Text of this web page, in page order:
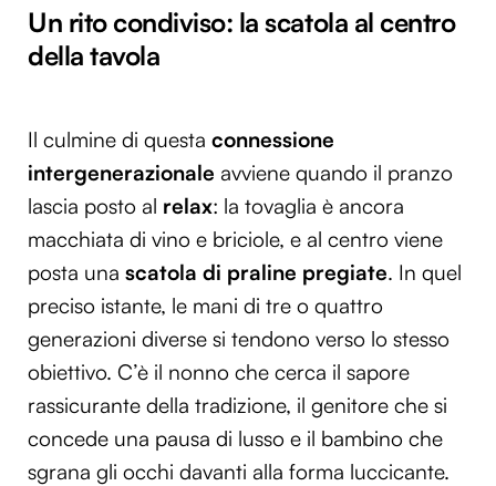
Un rito condiviso: la scatola al centro
della tavola
Il culmine di questa connessione
intergenerazionale avviene quando il pranzo
lascia posto al relax: la tovaglia è ancora
macchiata di vino e briciole, e al centro viene
posta una scatola di praline pregiate. In quel
preciso istante, le mani di tre o quattro
generazioni diverse si tendono verso lo stesso
obiettivo. C’è il nonno che cerca il sapore
rassicurante della tradizione, il genitore che si
concede una pausa di lusso e il bambino che
sgrana gli occhi davanti alla forma luccicante.